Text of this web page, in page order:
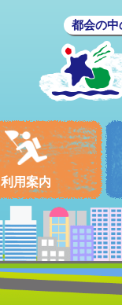
都会の
利用案内